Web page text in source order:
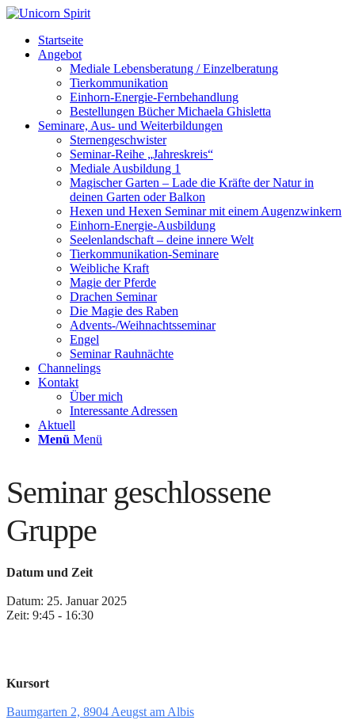
Startseite
Angebot
Mediale Lebensberatung / Einzelberatung
Tierkommunikation
Einhorn-Energie-Fernbehandlung
Bestellungen Bücher Michaela Ghisletta
Seminare, Aus- und Weiterbildungen
Sternengeschwister
Seminar-Reihe „Jahreskreis“
Mediale Ausbildung 1
Magischer Garten – Lade die Kräfte der Natur in
deinen Garten oder Balkon
Hexen und Hexen Seminar mit einem Augenzwinkern
Einhorn-Energie-Ausbildung
Seelenlandschaft – deine innere Welt
Tierkommunikation-Seminare
Weibliche Kraft
Magie der Pferde
Drachen Seminar
Die Magie des Raben
Advents-/Weihnachtsseminar
Engel
Seminar Rauhnächte
Channelings
Kontakt
Über mich
Interessante Adressen
Aktuell
Menü Menü
Seminar geschlossene
Gruppe
Datum und Zeit
Datum: 25. Januar 2025
Zeit: 9:45 - 16:30
Kursort
Baumgarten 2, 8904 Aeugst am Albis